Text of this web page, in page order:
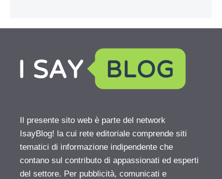
Il presente sito web è parte del network
IsayBlog! la cui rete editoriale comprende siti
tematici di informazione indipendente che
contano sul contributo di appassionati ed esperti
del settore. Per pubblicità, comunicati e